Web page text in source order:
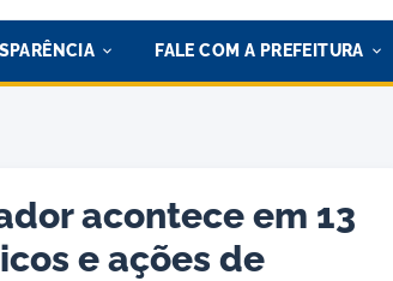
FALE COM A PREFEITURA
acontece em 13
e ações de